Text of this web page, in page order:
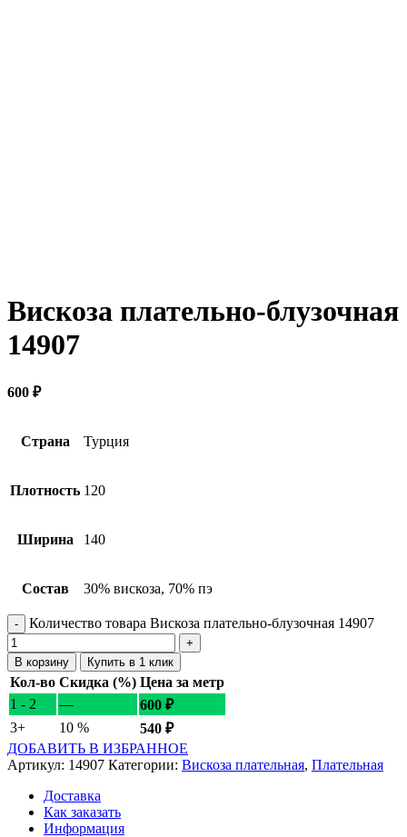
Вискоза плательно-блузочная
14907
600 ₽
Страна Турция
Плотность 120
Ширина 140
Состав 30% вискоза, 70% пэ
Количество товара Вискоза плательно-блузочная 14907
В корзину Купить в 1 клик
Кол-во Скидка (%) Цена за метр
1 - 2
— 600 ₽
3+
10 % 540 ₽
ДОБАВИТЬ В ИЗБРАННОЕ
Артикул: 14907 Категории: Вискоза плательная, Плательная
Доставка
Как заказать
Информация